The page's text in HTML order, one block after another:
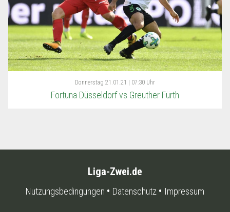
Donnerstag 21.01.21 | 07:30 Uhr
Fortuna Düsseldorf vs Greuther Fürth
Liga-Zwei.de
Nutzungsbedingungen Datenschutz Impressum